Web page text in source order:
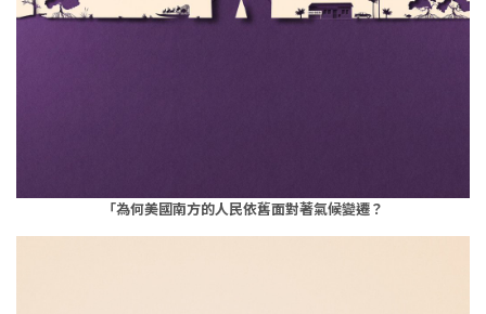
「為何美國南方的人民依舊面對著氣候變遷？